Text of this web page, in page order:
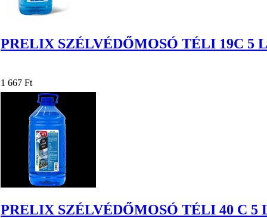
PRELIX SZÉLVÉDŐMOSÓ TÉLI 19C 5 L
1 667 Ft
PRELIX SZÉLVÉDŐMOSÓ TÉLI 40 C 5